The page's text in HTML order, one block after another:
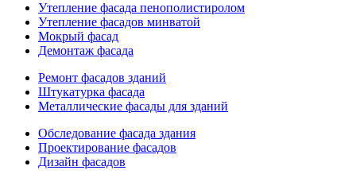
Утепление фасада пенополистиролом
Утепление фасадов минватой
Мокрый фасад
Демонтаж фасада
Ремонт фасадов зданий
Штукатурка фасада
Металлические фасады для зданий
Обследование фасада здания
Проектирование фасадов
Дизайн фасадов